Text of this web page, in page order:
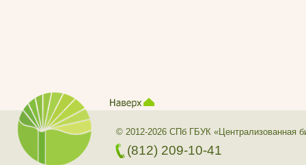
© 2012-2026 СПб ГБУК «Централизованная
(812) 209-10-41